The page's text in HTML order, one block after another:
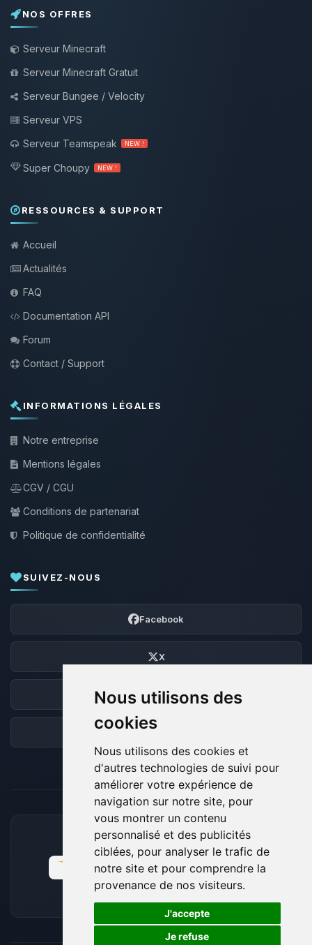
Nous utilisons des
cookies
Nous utilisons des cookies et
d'autres technologies de suivi pour
améliorer votre expérience de
navigation sur notre site, pour
vous montrer un contenu
personnalisé et des publicités
ciblées, pour analyser le trafic de
notre site et pour comprendre la
provenance de nos visiteurs.
J'accepte
Je refuse
NOS OFFRES
Serveur Minecraft
Serveur Minecraft Gratuit
Serveur Bungee / Velocity
Serveur VPS
Serveur Teamspeak
NEW !
Super Choupy NEW !
RESSOURCES & SUPPORT
Accueil
Actualités
FAQ
Documentation API
Forum
Contact / Support
INFORMATIONS LÉGALES
Notre entreprise
Mentions légales
CGV / CGU
Conditions de partenariat
Politique de confidentialité
SUIVEZ-NOUS
Facebook
X
Discord
Forum
MOYENS DE PAIEMENT ACCEPTÉS
🍪